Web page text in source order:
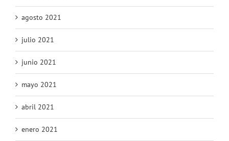
agosto 2021
julio 2021
junio 2021
mayo 2021
abril 2021
enero 2021